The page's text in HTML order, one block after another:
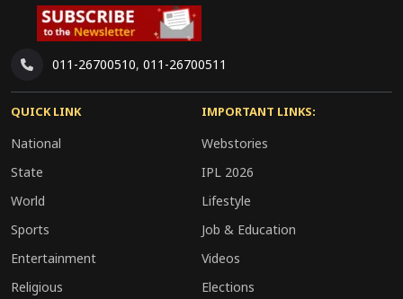
011-26700510, 011-26700511
QUICK LINK
National
State
World
Sports
Entertainment
Religious
IMPORTANT LINKS:
Webstories
IPL 2026
Lifestyle
Job & Education
Videos
Elections